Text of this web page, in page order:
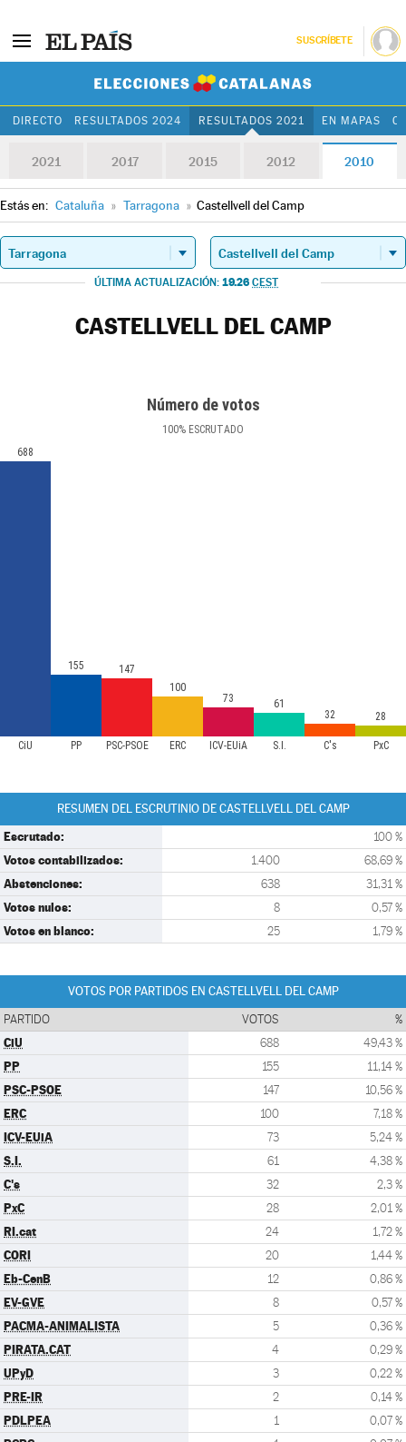
SUSCRÍBETE
DIRECTO RESULTADOS 2024 RESULTADOS 2021 EN MAPAS
2021 2017 2015 2012 2010
Estás en: Cataluña » Tarragona » Castellvell del Camp
ÚLTIMA ACTUALIZACIÓN: 19.26 CEST
CASTELLVELL DEL CAMP
Número de votos
100% ESCRUTADO
CiU PP PSC-PSOE ERC ICV-EUiA S.I. C's PxC
688
155
147
100
73
61
32
28
RESUMEN DEL ESCRUTINIO DE CASTELLVELL DEL CAMP
Escrutado: 100 %
Votos contabilizados: 1.400 68,69 %
Abstenciones: 638 31,31 %
Votos nulos: 8 0,57 %
Votos en blanco: 25 1,79 %
VOTOS POR PARTIDOS EN CASTELLVELL DEL CAMP
PARTIDO VOTOS %
CiU 688 49,43 %
PP 155 11,14 %
PSC-PSOE 147 10,56 %
ERC 100 7,18 %
ICV-EUiA 73 5,24 %
S.I. 61 4,38 %
C's 32 2,3 %
PxC 28 2,01 %
RI.cat 24 1,72 %
CORI 20 1,44 %
Eb-CenB 12 0,86 %
EV-GVE 8 0,57 %
PACMA-ANIMALISTA 5 0,36 %
PIRATA.CAT 4 0,29 %
UPyD 3 0,22 %
PRE-IR 2 0,14 %
PDLPEA 1 0,07 %